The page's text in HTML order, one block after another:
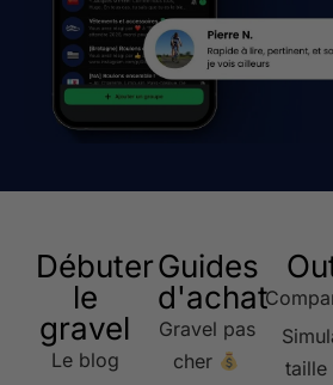
Débuter
le
gravel
Le blog
Guides
d'achat
Gravel pas
cher
taille